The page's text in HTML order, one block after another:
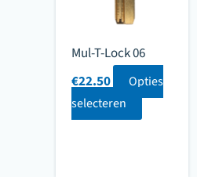
Mul-T-Lock 06
€22.50
Opties
selecteren